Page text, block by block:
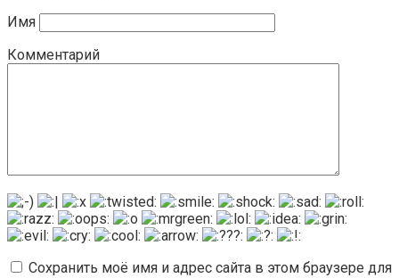
Имя
Комментарий
Сохранить моё имя и адрес сайта в этом браузере для